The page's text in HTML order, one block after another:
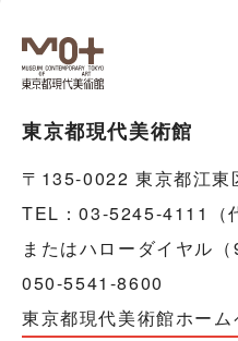
東京都現代美術館
〒135-0022 東京都江
TEL：03-5245-4111（
またはハローダイヤル
050-5541-8600
東京都現代美術館ホーム